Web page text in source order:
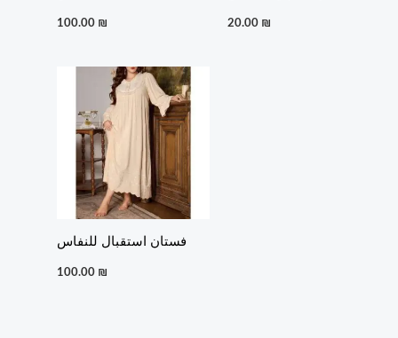
100.00 ₪ 20.00 ₪
فستان استقبال للنفاس
100.00 ₪